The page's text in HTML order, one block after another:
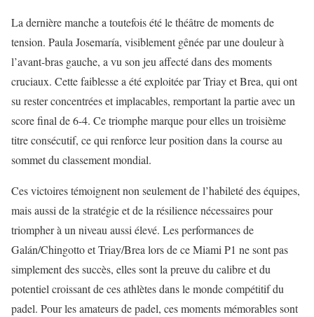
La dernière manche a toutefois été le théâtre de moments de
tension. Paula Josemaría, visiblement gênée par une douleur à
l’avant-bras gauche, a vu son jeu affecté dans des moments
cruciaux. Cette faiblesse a été exploitée par Triay et Brea, qui ont
su rester concentrées et implacables, remportant la partie avec un
score final de 6-4. Ce triomphe marque pour elles un troisième
titre consécutif, ce qui renforce leur position dans la course au
sommet du classement mondial.
Ces victoires témoignent non seulement de l’habileté des équipes,
mais aussi de la stratégie et de la résilience nécessaires pour
triompher à un niveau aussi élevé. Les performances de
Galán/Chingotto et Triay/Brea lors de ce Miami P1 ne sont pas
simplement des succès, elles sont la preuve du calibre et du
potentiel croissant de ces athlètes dans le monde compétitif du
padel. Pour les amateurs de padel, ces moments mémorables sont